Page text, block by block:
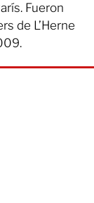
Fueron
de L’Herne